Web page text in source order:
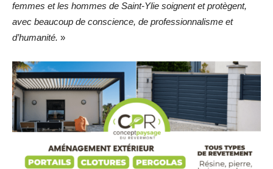
femmes et les hommes de Saint-Ylie soignent et protègent,
avec beaucoup de conscience, de professionnalisme et
d’humanité. »